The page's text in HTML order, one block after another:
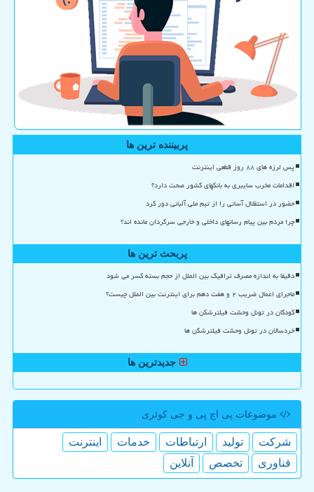
پربیننده ترین ها
پس لرزه های ۸۸ روز قطعی اینترنت
اقدامات مخرب سایبری به بانکهای کشور صحت دارد؟
حضور در استقلال آسانی را از تیم ملی آلبانی دور کرد
چرا مردم بین پیام رسانهای داخلی و خارجی سرگردان مانده اند؟
پربحث ترین ها
دقیقا به اندازه مصرف ترافیک بین الملل از حجم بسته کسر می شود
ماجرای اعمال ضریب ۲ و هفت دهم برای اینترنت بین الملل چیست؟
کودکان در تونل وحشت فیلترشکن ها
خردسالان در تونل وحشت فیلترشکن ها
جدیدترین ها
موضوعات پی اچ پی و جی كوئری
شركت تولید ارتباطات خدمات
اینترنت
فناوری
تخصص آنلاین